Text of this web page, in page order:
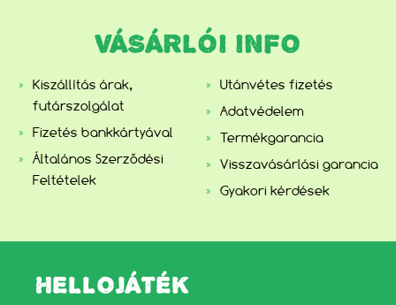
VÁSÁRLÓI INFO
Kiszállítás árak,
futárszolgálat
Fizetés bankkártyával
Általános Szerződési
Feltételek
Utánvétes fizetés
Adatvédelem
Termékgarancia
Visszavásárlási garancia
Gyakori kérdések
HELLOJÁTÉK